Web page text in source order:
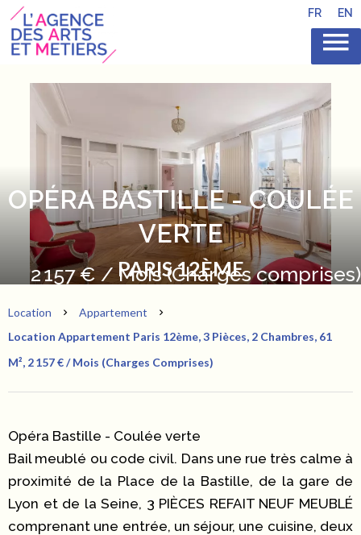
FR EN
OPÉRA BASTILLE - COULÉE
VERTE
PARIS 12ÈME
2 157 € / Mois (Charges comprises)
Location
Appartement
Location Appartement Paris 12ème, 3 Pièces, 2 Chambres, 61
M², 2 157 € / Mois (Charges Comprises)
Opéra Bastille - Coulée verte
Bail meublé ou code civil. Dans une rue très calme à
proximité de la Place de la Bastille, de la gare de
Lyon et de la Seine, 3 PIÈCES REFAIT NEUF MEUBLÉ
comprenant une entrée, un séjour, une cuisine, deux